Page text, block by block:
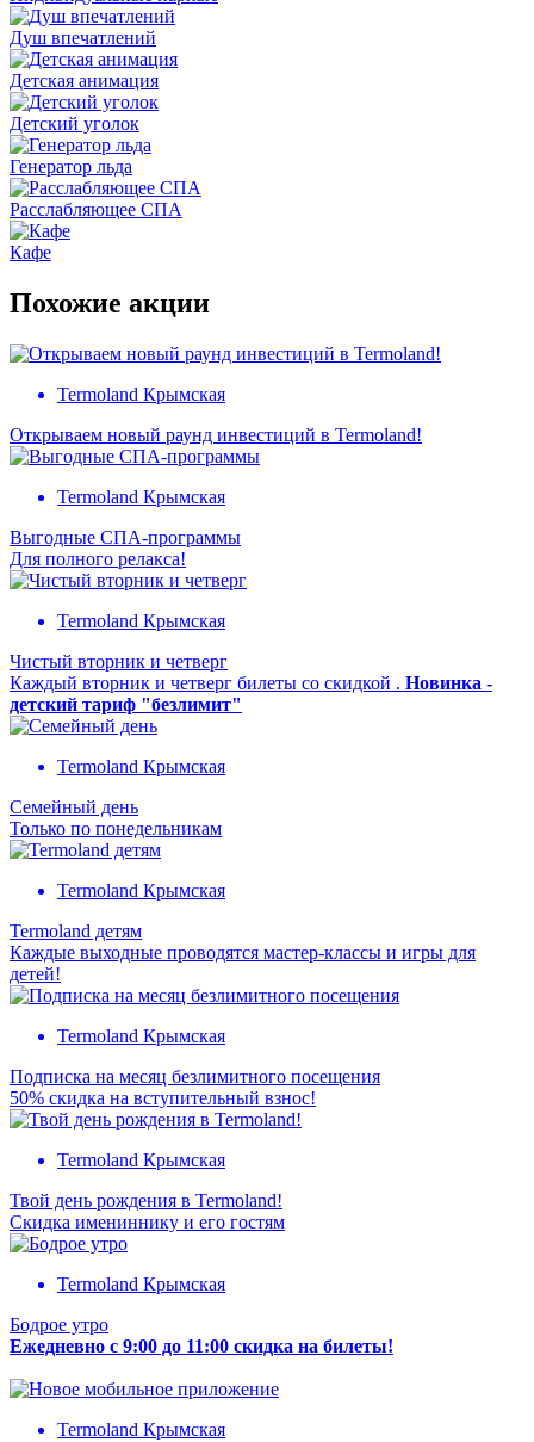
Душ впечатлений
Детская анимация
Детский уголок
Генератор льда
Расслабляющее СПА
Кафе
Похожие акции
Termoland Крымская
Открываем новый раунд инвестиций в Termoland!
Termoland Крымская
Выгодные СПА-программы
Для полного релакса!
Termoland Крымская
Чистый вторник и четверг
Каждый вторник и четверг билеты со скидкой . Новинка -
детский тариф "безлимит"
Termoland Крымская
Семейный день
Только по понедельникам
Termoland Крымская
Termoland детям
Каждые выходные проводятся мастер-классы и игры для
детей!
Termoland Крымская
Подписка на месяц безлимитного посещения
50% скидка на вступительный взнос!
Termoland Крымская
Твой день рождения в Termoland!
Скидка имениннику и его гостям
Termoland Крымская
Бодрое утро
Ежедневно с 9:00 до 11:00 скидка на билеты!
Termoland Крымская